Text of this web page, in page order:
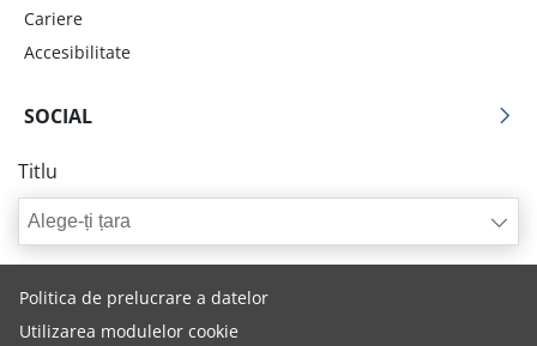
Cariere
Accesibilitate
SOCIAL
Titlu
Alege-ți țara
Politica de prelucrare a datelor
Utilizarea modulelor cookie